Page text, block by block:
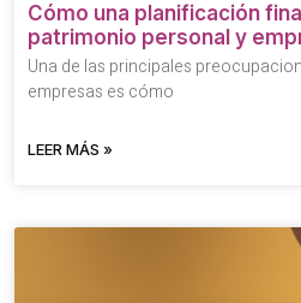
Cómo una planificación
patrimonio personal y
Una de las principales
empresas es cómo
LEER MÁS »